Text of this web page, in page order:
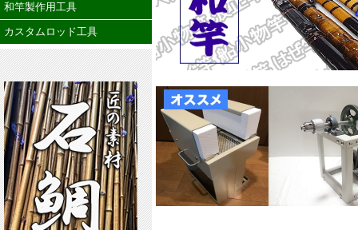
和竿製作用工具
カスタムロッド工具